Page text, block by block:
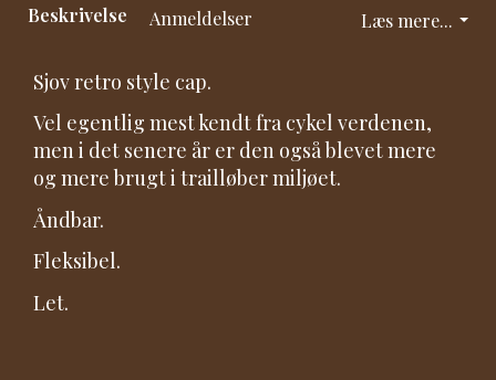
Læs mere...
Beskrivelse Anmeldelser
Sjov retro style cap.
Vel egentlig mest kendt fra cykel verdenen,
men i det senere år er den også blevet mere
og mere brugt i trailløber miljøet.
Åndbar.
Fleksibel.
Let.